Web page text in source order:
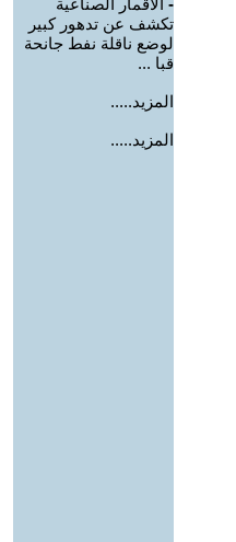
- الأقمار الصناعية
تكشف عن تدهور كبير
لوضع ناقلة نفط جانحة
قبا ...
المزيد.....
المزيد.....